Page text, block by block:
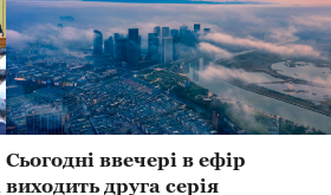
Сьогодні ввечері в ефір
виходить друга серія